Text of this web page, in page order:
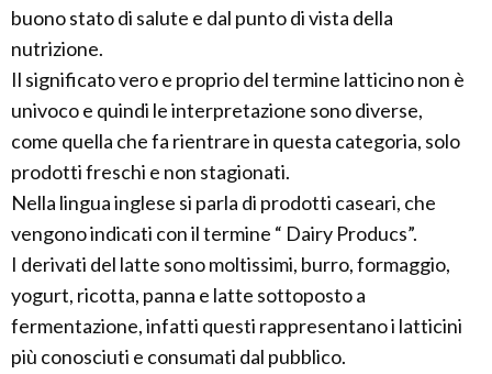
buono stato di salute e dal punto di vista della
nutrizione.
Il significato vero e proprio del termine latticino non è
univoco e quindi le interpretazione sono diverse,
come quella che fa rientrare in questa categoria, solo
prodotti freschi e non stagionati.
Nella lingua inglese si parla di prodotti caseari, che
vengono indicati con il termine “ Dairy Producs”.
I derivati del latte sono moltissimi, burro, formaggio,
yogurt, ricotta, panna e latte sottoposto a
fermentazione, infatti questi rappresentano i latticini
più conosciuti e consumati dal pubblico.